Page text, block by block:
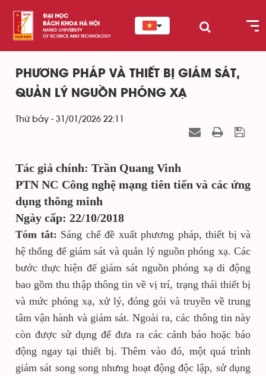
PHƯƠNG PHÁP VÀ THIẾT BỊ GIÁM SÁT,
QUẢN LÝ NGUỒN PHÓNG XẠ
Thứ bảy - 31/01/2026 22:11
Tác giả chính: Trần Quang Vinh
PTN NC Công nghệ mạng tiên tiến và các ứng
dụng thông minh
Ngày cấp: 22/10/2018
Tóm tắt: Sáng chế đề xuất phương pháp, thiết bị và
hệ thống để giám sát và quản lý nguồn phóng xạ. Các
bước thực hiện để giám sát nguồn phóng xạ di động
bao gồm thu thập thông tin về vị trí, trạng thái thiết bị
và mức phóng xạ, xử lý, đóng gói và truyền về trung
tâm vận hành và giám sát. Ngoài ra, các thông tin này
còn được sử dụng để đưa ra các cảnh báo hoặc báo
động ngay tại thiết bị. Thêm vào đó, một quá trình
giám sát song song nhưng hoạt động độc lập, sử dụng